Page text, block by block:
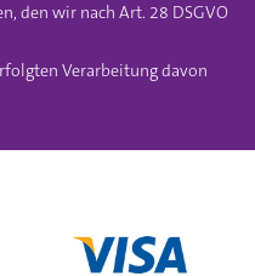
den wir nach Art. 28 DSGVO
Verarbeitung davon